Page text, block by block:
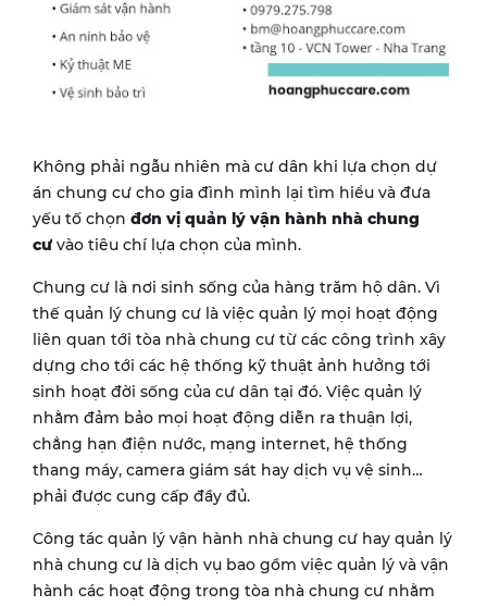
Không phải ngẫu nhiên mà cư dân khi lựa chọn dự
án chung cư cho gia đình mình lại tìm hiểu và đưa
yếu tố chọn đơn vị quản lý vận hành nhà chung
cư vào tiêu chí lựa chọn của mình.
Chung cư là nơi sinh sống của hàng trăm hộ dân. Vì
thế quản lý chung cư là việc quản lý mọi hoạt động
liên quan tới tòa nhà chung cư từ các công trình xây
dựng cho tới các hệ thống kỹ thuật ảnh hưởng tới
sinh hoạt đời sống của cư dân tại đó. Việc quản lý
nhằm đảm bảo mọi hoạt động diễn ra thuận lợi,
chẳng hạn điện nước, mạng internet, hệ thống
thang máy, camera giám sát hay dịch vụ vệ sinh…
phải được cung cấp đầy đủ.
Công tác quản lý vận hành nhà chung cư hay quản lý
nhà chung cư là dịch vụ bao gồm việc quản lý và vận
hành các hoạt động trong tòa nhà chung cư nhằm